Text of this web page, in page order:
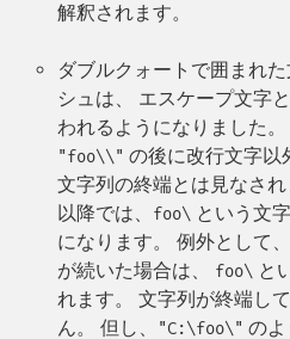
解釈されます。
ダブルクォートで囲まれ
シュは、 エスケープ文字
われるようになりました。
"foo\\" の後に改行文字以
文字列の終端とは見なされ
以降では、
foo\ という文
になります。 例外として、
が続いた場合は、
foo\ と
れます。 文字列が終端し
ん。 但し、
"C:\foo\" のよ